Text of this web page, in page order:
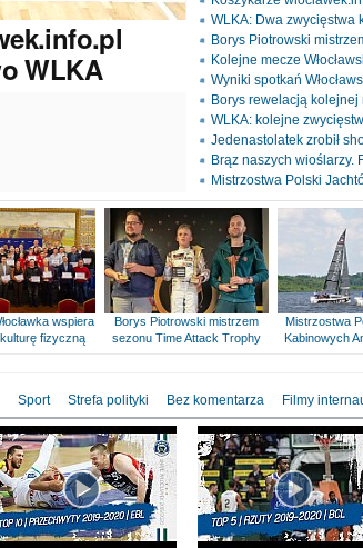
WLKA
WLKA: Dwa zwycięstwa
Borys Piotrowski
Kolejne mecze
Wyniki spotkań
Borys rewelacją kolejnej
WLKA: kolejne
Jedenastolatek zrobił
Brąz naszych wioślarzy.
Mistrzostwa Polski
wspiera
fizyczną
Borys Piotrowski mistrzem
sezonu Time Attack Trophy
Mistrzostwa
Kabinowych
Sport Strefa polityki Bez komentarza Filmy